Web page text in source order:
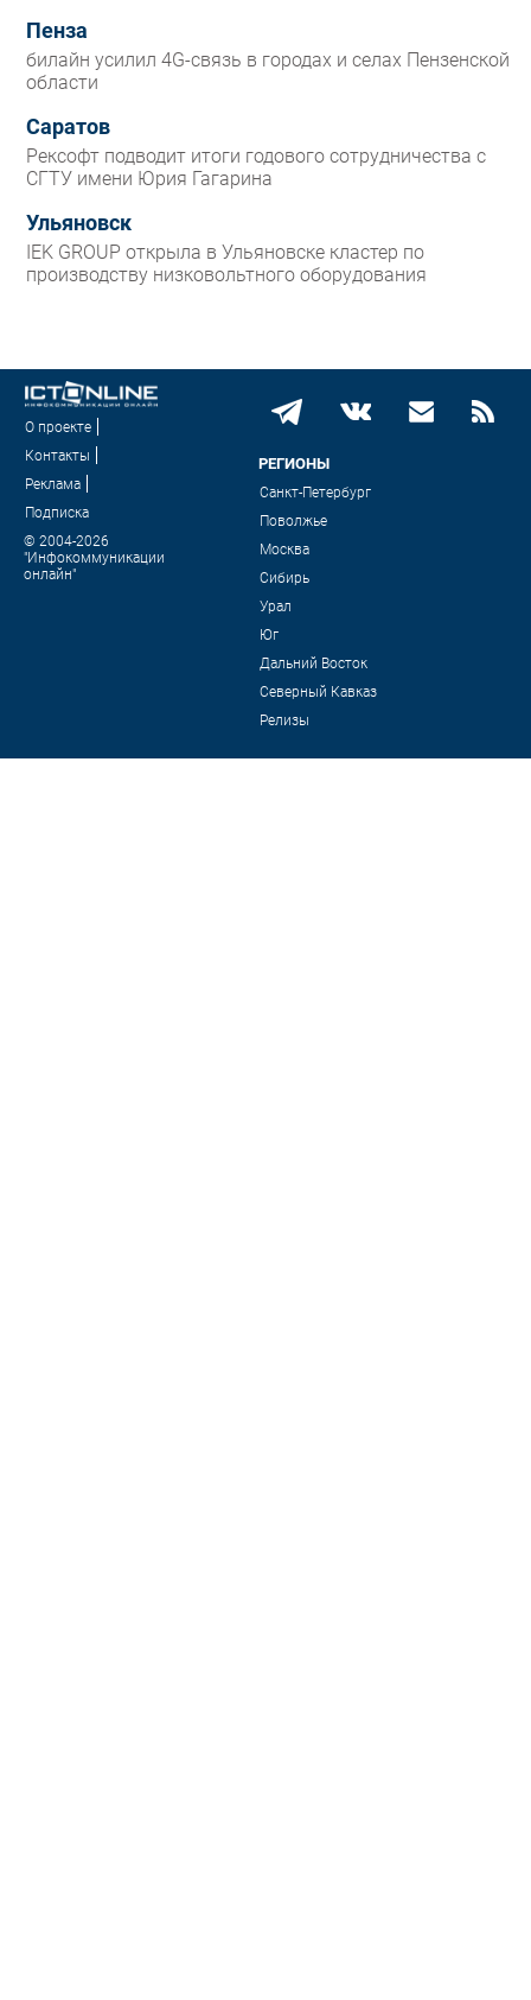
Пенза
билайн усилил 4G-связь в городах и селах Пензенской
области
Саратов
Рексофт подводит итоги годового сотрудничества с
СГТУ имени Юрия Гагарина
Ульяновск
IEK GROUP открыла в Ульяновске кластер по
производству низковольтного оборудования
О проекте
Контакты
Реклама
Подписка
© 2004-2026
"Инфокоммуникации
онлайн"
РЕГИОНЫ
Санкт-Петербург
Поволжье
Москва
Сибирь
Урал
Юг
Дальний Восток
Северный Кавказ
Релизы